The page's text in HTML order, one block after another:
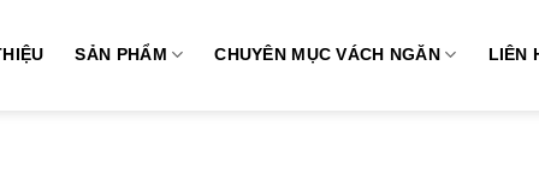
SẢN PHẨM CHUYÊN MỤC VÁCH NGĂN LIÊN